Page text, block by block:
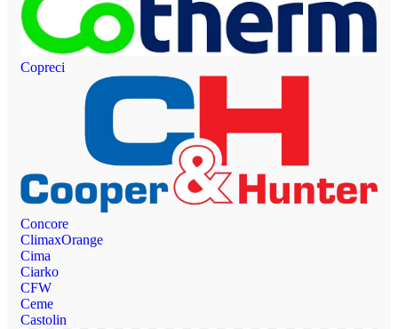
Copreci
Concore
ClimaxOrange
Cima
Ciarko
CFW
Ceme
Castolin